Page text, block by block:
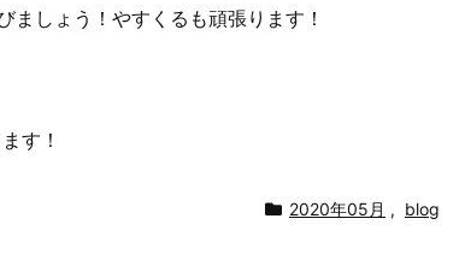
しょう！やすくるも頑張ります！
す！
2020年05月 , blog